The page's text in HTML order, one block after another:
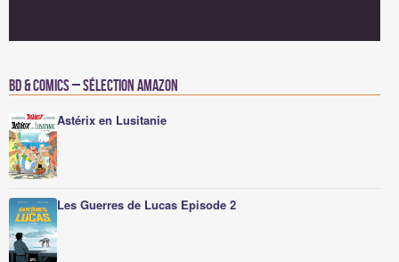
BD & Comics – Sélection Amazon
Astérix en Lusitanie
Les Guerres de Lucas Episode 2